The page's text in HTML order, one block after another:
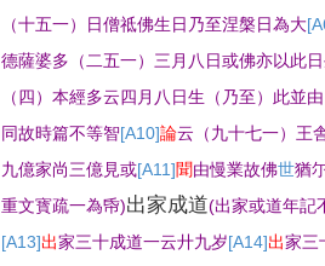
（十五一）日僧祗佛生日 乃至涅槃日為大
德薩婆多（二五一）三月八日或佛亦以此
（四）本經多云四月八日生（乃至）此並由
同故時篇不等智[A10]論云（九十七一）王
九億家尚三億見或[A11]聞由慢業故佛世猶
重文寳疏一為帋)出家成道(出家或道年記
[A13]出家三十成道一云廾九岁[A14]出家三